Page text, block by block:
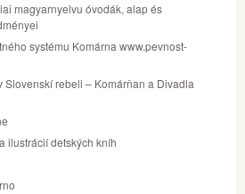
magyarnyelvu óvodák, alap és
systému Komárna www.pevnost-
Slovenskí rebeli – Komárňan a Divadla
ilustrácií detských kníh